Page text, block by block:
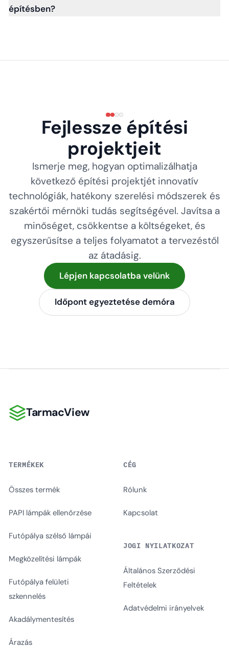
építésben?
Fejlessze építési
projektjeit
Ismerje meg, hogyan optimalizálhatja
következő építési projektjét innovatív
technológiák, hatékony szerelési módszerek és
szakértői mérnöki tudás segítségével. Javítsa a
minőséget, csökkentse a költségeket, és
egyszerűsítse a teljes folyamatot a tervezéstől
az átadásig.
Lépjen kapcsolatba velünk
Időpont egyeztetése demóra
TarmacView
TarmacView
TERMÉKEK
Összes termék
PAPI lámpák ellenőrzése
Futópálya szélső lámpái
Megközelítési lámpák
Futópálya felületi
szkennelés
Akadálymentesítés
Árazás
CÉG
Rólunk
Kapcsolat
JOGI NYILATKOZAT
Általános Szerződési
Feltételek
Adatvédelmi irányelvek